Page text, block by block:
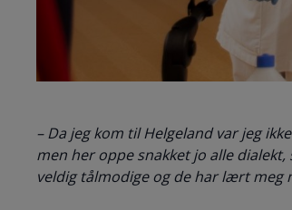
– Da jeg kom til Helgeland var jeg
men her oppe snakket jo alle
veldig tålmodige og de har lært meg